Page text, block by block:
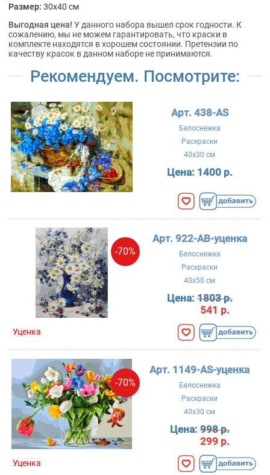
Размер: 30x40 см
Выгодная цена! У данного набора вышел срок годности. К
сожалению, мы не можем гарантировать, что краски в
комплекте находятся в хорошем состоянии. Претензии по
качеству красок в данном наборе не принимаются.
Рекомендуем. Посмотрите:
Арт. 438-AS
Белоснежка
Раскраски
40x30 см
Цена: 1400 р.
-70%
Арт. 922-AB-уценка
Белоснежка
Раскраски
40x50 см
Цена:1803 р.
541 р.
Уценка
-70%
Арт. 1149-AS-уценка
Белоснежка
Раскраски
40x30 см
Цена:998 р.
299 р.
Уценка